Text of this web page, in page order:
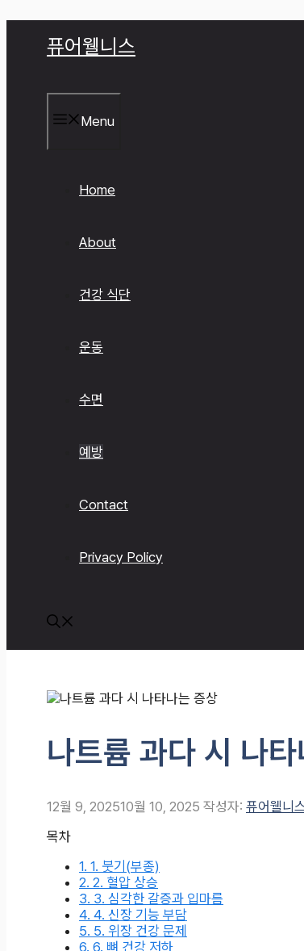
퓨어웰니스
Menu
Home
About
건강 식단
운동
수면
예방
Contact
Privacy Policy
나트륨 과다 시 나
12월 9, 202510월 10, 2025 작성자: 퓨어웰니
목차
1. 1. 붓기(부종)
2. 2. 혈압 상승
3. 3. 심각한 갈증과 입마름
4. 4. 신장 기능 부담
5. 5. 위장 건강 문제
6. 6. 뼈 건강 저하